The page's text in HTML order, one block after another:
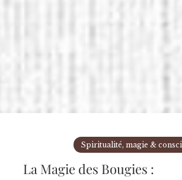
Spiritualité, magie &